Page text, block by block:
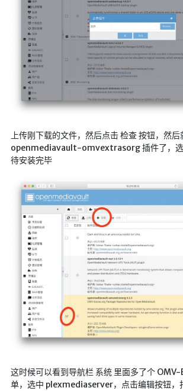
上传刚下载的文件，然后点击 检查 按钮，然后
openmediavault-omvextrasorg 插件了，选
待安装完毕
这时候可以看到导航栏 系统 里面多了个
单，选中 plexmediaserver，点击编辑按钮，
随便听听
音乐下载
音乐下载2
音乐播放下载
音乐下载备用一
音乐下载备用三
Beats Per Minute
📕学习
知乎付费文章
Markdown学习
LaTeX公式编辑器
Mathlab教学
乐理学习
Web 技术教程
Greasemonkey学习
ffmpeg学习